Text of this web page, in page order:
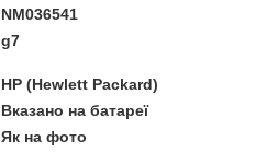
NM036541
g7
HP (Hewlett Packard)
Вказано на батареї
Як на фото